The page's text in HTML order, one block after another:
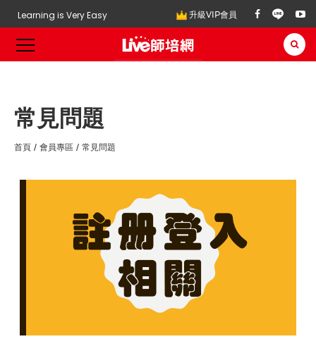
Learning is Very Easy 升級VIP會員
常見問題
首頁 會員專區 常見問題